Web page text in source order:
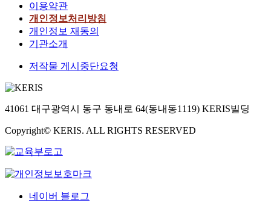
이용약관
개인정보처리방침
개인정보 재동의
기관소개
저작물 게시중단요청
41061 대구광역시 동구 동내로 64(동내동1119) KERIS빌딩
Copyright© KERIS. ALL RIGHTS RESERVED
네이버 블로그